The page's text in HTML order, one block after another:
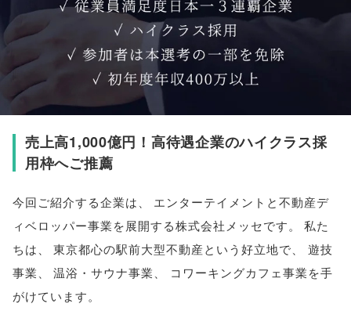
売上高1,000億円！高待遇企業のハイクラス採
用枠へご推薦
今回ご紹介する企業は、
エンターテイメントと不動産デ
ィベロッパー事業を展開する株式会社メッセです。
私た
ちは、 東京都心の駅前大型不動産という好立地で、
遊技
事業、 温浴・サウナ事業、
コワーキングカフェ事業を手
がけています。